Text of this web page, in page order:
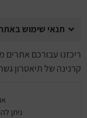
תנאי שימוש באתר
ריכזנו עבורכם אתרים
קרנינה של תיאטרון גשר
ניתן